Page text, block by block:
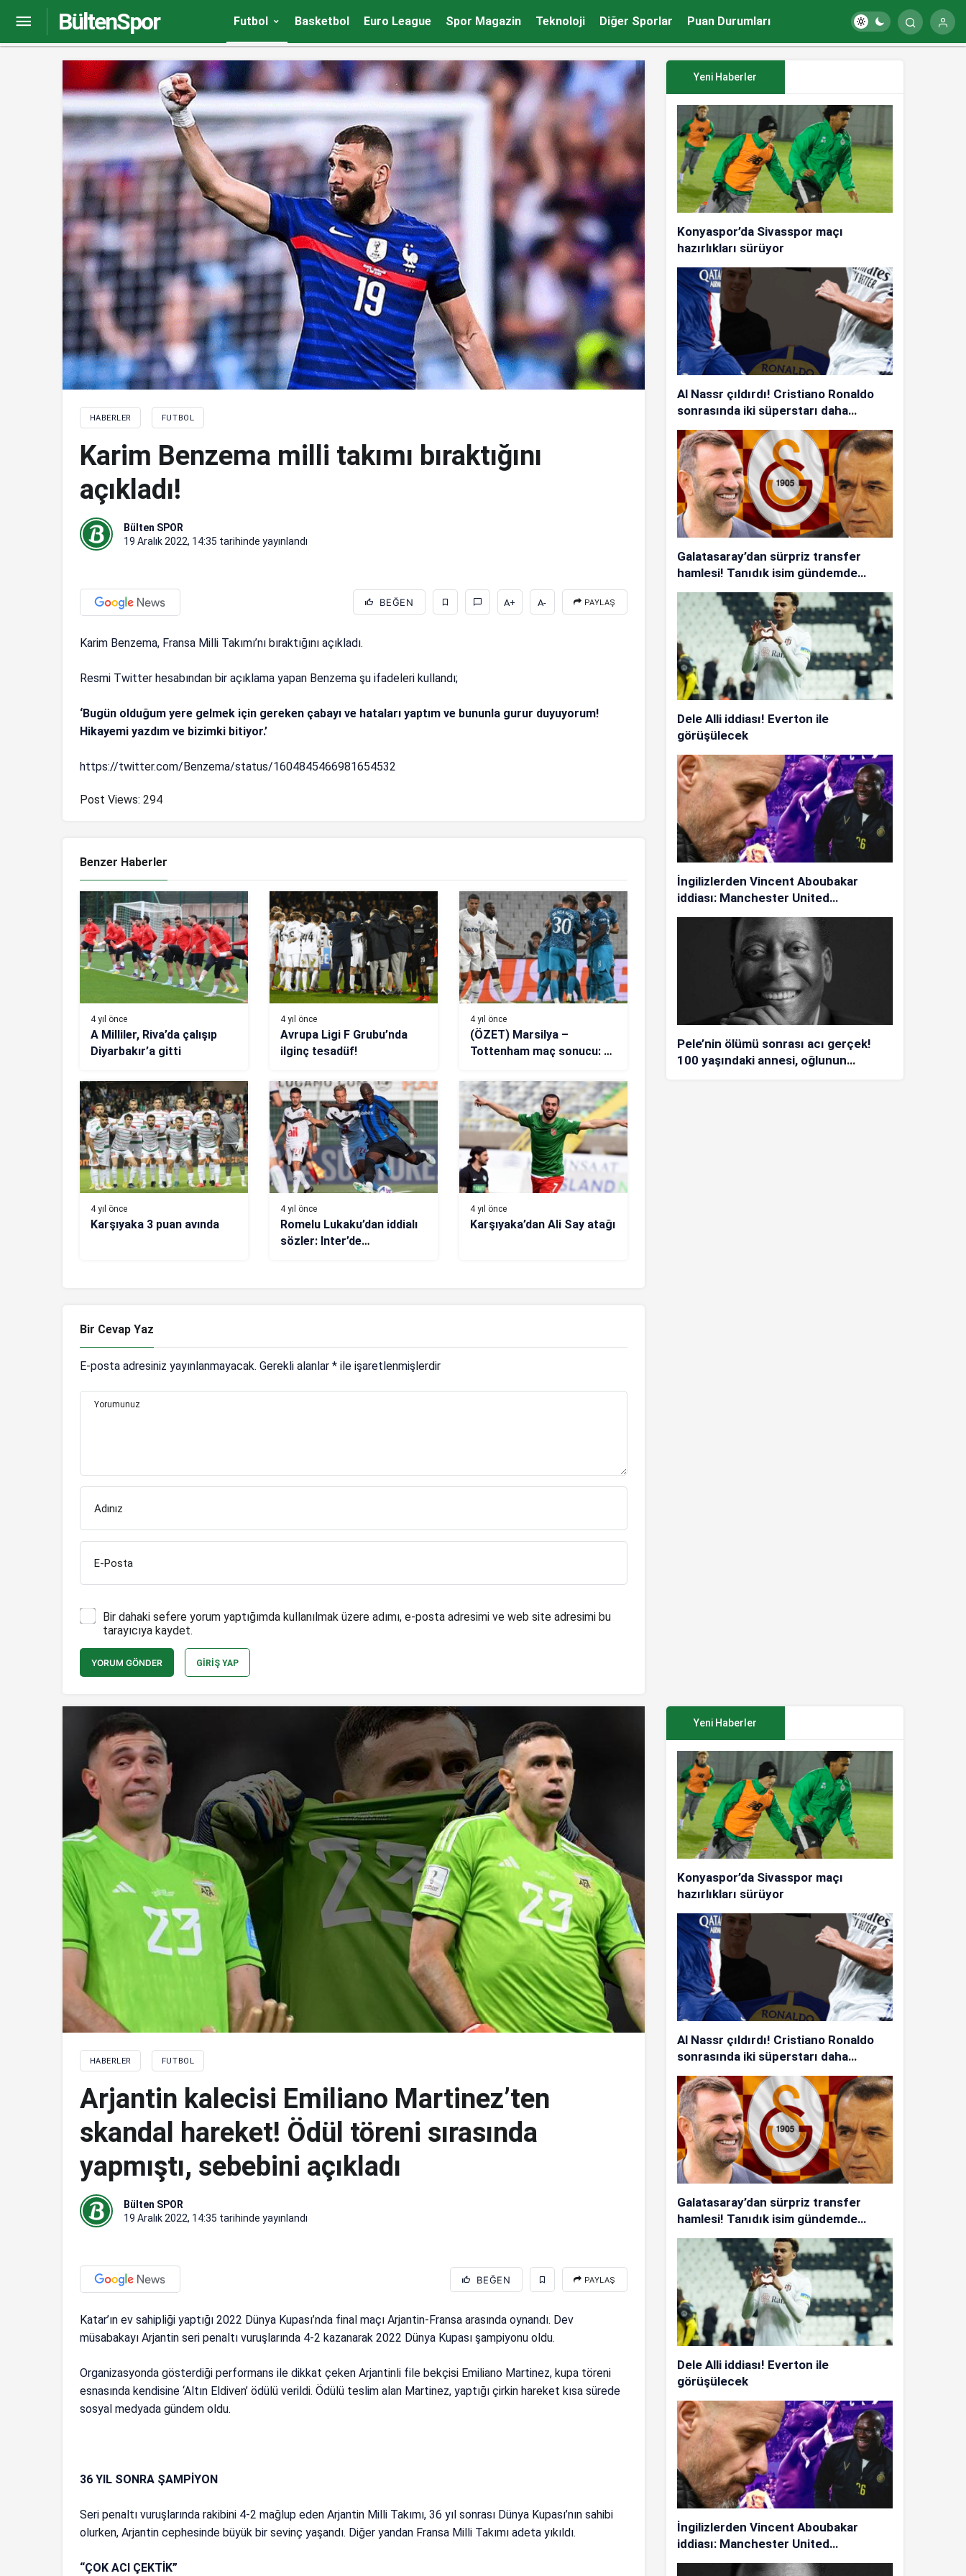
BültenSpor Futbol Basketbol Euro League Spor Magazin Teknoloji Diğer Sporlar Puan Durumları
HABERLER FUTBOL
Karim Benzema milli takımı bıraktığını
açıkladı!
Bülten SPOR
19 Aralık 2022, 14:35 tarihinde yayınlandı
BEĞEN A+ A- PAYLAŞ
Karim Benzema, Fransa Milli Takımı’nı bıraktığını açıkladı.
Resmi Twitter hesabından bir açıklama yapan Benzema şu ifadeleri kullandı;
‘Bugün olduğum yere gelmek için gereken çabayı ve hataları yaptım ve bununla gurur duyuyorum!
Hikayemi yazdım ve bizimki bitiyor.’
https://twitter.com/Benzema/status/1604845466981654532
Post Views: 294
Benzer Haberler
4 yıl önce
A Milliler, Riva’da çalışıp
Diyarbakır’a gitti
4 yıl önce
Avrupa Ligi F Grubu’nda
ilginç tesadüf!
4 yıl önce
(ÖZET) Marsilya –
Tottenham maç sonucu: 1-
4 yıl önce
Karşıyaka 3 puan avında
4 yıl önce
Romelu Lukaku’dan iddialı
sözler: Inter’de
4 yıl önce
Karşıyaka’dan Ali Say atağı
Bir Cevap Yaz
E-posta adresiniz yayınlanmayacak. Gerekli alanlar * ile işaretlenmişlerdir
Yorumunuz
Adınız
E-Posta
Bir dahaki sefere yorum yaptığımda kullanılmak üzere adımı, e-posta adresimi ve web site adresimi bu
tarayıcıya kaydet.
YORUM GÖNDER GIRIŞ YAP
Yeni Haberler
Konyaspor’da Sivasspor maçı
hazırlıkları sürüyor
Al Nassr çıldırdı! Cristiano Ronaldo
sonrasında iki süperstarı daha
istiyorlar…
Galatasaray’dan sürpriz transfer
hamlesi! Tanıdık isim gündemde…
Dele Alli iddiası! Everton ile
görüşülecek
İngilizlerden Vincent Aboubakar
iddiası: Manchester United…
Pele’nin ölümü sonrası acı gerçek!
100 yaşındaki annesi, oğlunun
HABERLER FUTBOL
Arjantin kalecisi Emiliano Martinez’ten
skandal hareket! Ödül töreni sırasında
yapmıştı, sebebini açıkladı
Bülten SPOR
19 Aralık 2022, 14:35 tarihinde yayınlandı
BEĞEN PAYLAŞ
Katar’ın ev sahipliği yaptığı 2022 Dünya Kupası’nda final maçı Arjantin-Fransa arasında oynandı. Dev
müsabakayı Arjantin seri penaltı vuruşlarında 4-2 kazanarak 2022 Dünya Kupası şampiyonu oldu.
Organizasyonda gösterdiği performans ile dikkat çeken Arjantinli file bekçisi Emiliano Martinez, kupa töreni
esnasında kendisine ‘Altın Eldiven’ ödülü verildi. Ödülü teslim alan Martinez, yaptığı çirkin hareket kısa sürede
sosyal medyada gündem oldu.
36 YIL SONRA ŞAMPİYON
Seri penaltı vuruşlarında rakibini 4-2 mağlup eden Arjantin Milli Takımı, 36 yıl sonrası Dünya Kupası’nın sahibi
olurken, Arjantin cephesinde büyük bir sevinç yaşandı. Diğer yandan Fransa Milli Takımı adeta yıkıldı.
“ÇOK ACI ÇEKTİK”
Arjantin kalecisi Emiliano Martinez’ten skandal hareket! Ödül töreni sırasında yapmıştı, sebebini açıkladı
Yeni Haberler
Konyaspor’da Sivasspor maçı
hazırlıkları sürüyor
Al Nassr çıldırdı! Cristiano Ronaldo
sonrasında iki süperstarı daha
istiyorlar…
Galatasaray’dan sürpriz transfer
hamlesi! Tanıdık isim gündemde…
Dele Alli iddiası! Everton ile
görüşülecek
İngilizlerden Vincent Aboubakar
iddiası: Manchester United…